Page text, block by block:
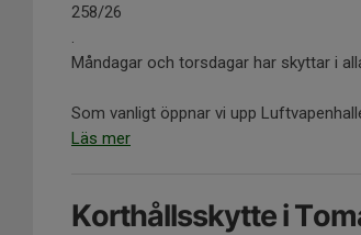
258/26
.
Måndagar och torsdagar har skyttar i
Som vanligt öppnar vi upp
Läs mer
Korthållsskytte i